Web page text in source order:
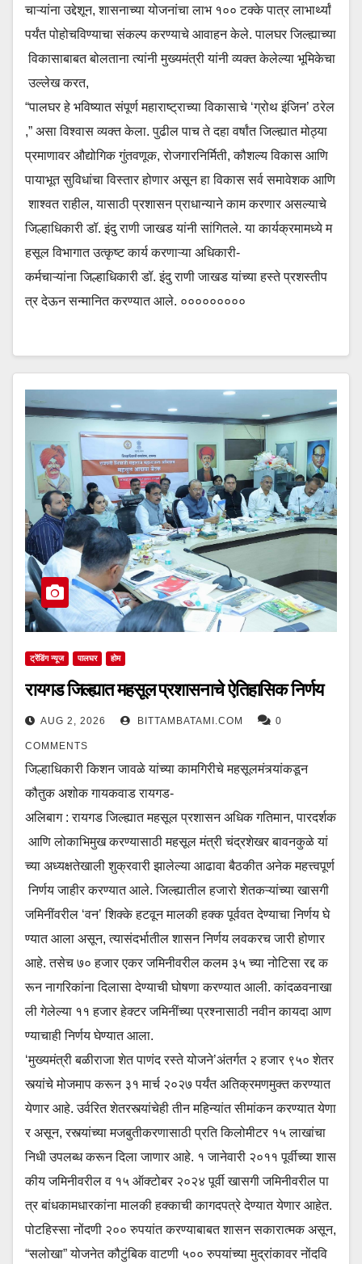
चाऱ्यांना उद्देशून, शासनाच्या योजनांचा लाभ १०० टक्के पात्र लाभार्थ्यां
पर्यंत पोहोचविण्याचा संकल्प करण्याचे आवाहन केले. पालघर जिल्ह्याच्या
विकासाबाबत बोलताना त्यांनी मुख्यमंत्री यांनी व्यक्त केलेल्या भूमिकेचा
उल्लेख करत,
“पालघर हे भविष्यात संपूर्ण महाराष्ट्राच्या विकासाचे ‘ग्रोथ इंजिन’ ठरेल
,” असा विश्वास व्यक्त केला. पुढील पाच ते दहा वर्षांत जिल्ह्यात मोठ्या
प्रमाणावर औद्योगिक गुंतवणूक, रोजगारनिर्मिती, कौशल्य विकास आणि
पायाभूत सुविधांचा विस्तार होणार असून हा विकास सर्व समावेशक आणि
शाश्वत राहील, यासाठी प्रशासन प्राधान्याने काम करणार असल्याचे
जिल्हाधिकारी डॉ. इंदु राणी जाखड यांनी सांगितले. या कार्यक्रमामध्ये म
हसूल विभागात उत्कृष्ट कार्य करणाऱ्या अधिकारी-
कर्मचाऱ्यांना जिल्हाधिकारी डॉ. इंदु राणी जाखड यांच्या हस्ते प्रशस्तीप
त्र देऊन सन्मानित करण्यात आले. ०००००००००
ट्रेंडिंग न्यूज पालघर होम
रायगड जिल्ह्यात महसूल प्रशासनाचे ऐतिहासिक निर्णय
AUG 2, 2026 BITTAMBATAMI.COM 0
COMMENTS
जिल्हाधिकारी किशन जावळे यांच्या कामगिरीचे महसूलमंत्र्यांकडून
कौतुक अशोक गायकवाड रायगड-
अलिबाग : रायगड जिल्ह्यात महसूल प्रशासन अधिक गतिमान, पारदर्शक
आणि लोकाभिमुख करण्यासाठी महसूल मंत्री चंद्रशेखर बावनकुळे यां
च्या अध्यक्षतेखाली शुक्रवारी झालेल्या आढावा बैठकीत अनेक महत्त्वपूर्ण
निर्णय जाहीर करण्यात आले. जिल्ह्यातील हजारो शेतकऱ्यांच्या खासगी
जमिनींवरील ‘वन’ शिक्के हटवून मालकी हक्क पूर्ववत देण्याचा निर्णय घे
ण्यात आला असून, त्यासंदर्भातील शासन निर्णय लवकरच जारी होणार
आहे. तसेच ७० हजार एकर जमिनीवरील कलम ३५ च्या नोटिसा रद्द क
रून नागरिकांना दिलासा देण्याची घोषणा करण्यात आली. कांदळवनाखा
ली गेलेल्या ११ हजार हेक्टर जमिनींच्या प्रश्नासाठी नवीन कायदा आण
ण्याचाही निर्णय घेण्यात आला.
‘मुख्यमंत्री बळीराजा शेत पाणंद रस्ते योजने’अंतर्गत २ हजार ९५० शेतर
स्त्यांचे मोजमाप करून ३१ मार्च २०२७ पर्यंत अतिक्रमणमुक्त करण्यात
येणार आहे. उर्वरित शेतरस्त्यांचेही तीन महिन्यांत सीमांकन करण्यात येणा
र असून, रस्त्यांच्या मजबुतीकरणासाठी प्रति किलोमीटर १५ लाखांचा
निधी उपलब्ध करून दिला जाणार आहे. १ जानेवारी २०११ पूर्वीच्या शास
कीय जमिनीवरील व १५ ऑक्टोबर २०२४ पूर्वी खासगी जमिनीवरील पा
त्र बांधकामधारकांना मालकी हक्काची कागदपत्रे देण्यात येणार आहेत.
पोटहिस्सा नोंदणी २०० रुपयांत करण्याबाबत शासन सकारात्मक असून,
“सलोखा” योजनेत कौटुंबिक वाटणी ५०० रुपयांच्या मुद्रांकावर नोंदवि